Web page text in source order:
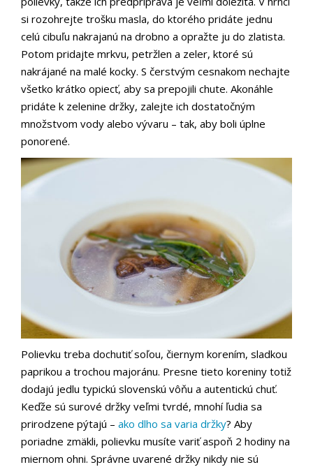
si rozohrejte trošku masla, do ktorého pridáte jednu
celú cibuľu nakrajanú na drobno a opražte ju do zlatista.
Potom pridajte mrkvu, petržlen a zeler, ktoré sú
nakrájané na malé kocky. S čerstvým cesnakom nechajte
všetko krátko opiecť, aby sa prepojili chute. Akonáhle
pridáte k zelenine držky, zalejte ich dostatočným
množstvom vody alebo vývaru – tak, aby boli úplne
ponorené.
Polievku treba dochutiť soľou, čiernym korením, sladkou
paprikou a trochou majoránu. Presne tieto koreniny totiž
dodajú jedlu typickú slovenskú vôňu a autentickú chuť.
Keďže sú surové držky veľmi tvrdé, mnohí ľudia sa
prirodzene pýtajú – ako dlho sa varia držky? Aby
poriadne zmäkli, polievku musíte variť aspoň 2 hodiny na
miernom ohni. Správne uvarené držky nikdy nie sú